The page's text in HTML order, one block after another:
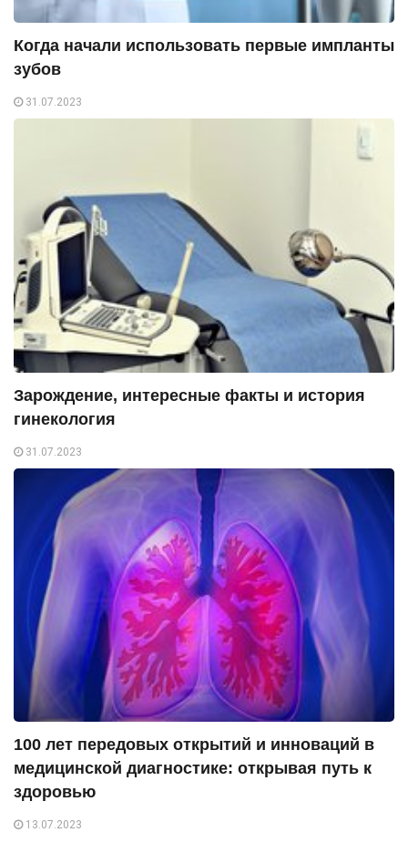
Когда начали использовать первые импланты
зубов
31.07.2023
Зарождение, интересные факты и история
гинекология
31.07.2023
100 лет передовых открытий и инноваций в
медицинской диагностике: открывая путь к
здоровью
13.07.2023